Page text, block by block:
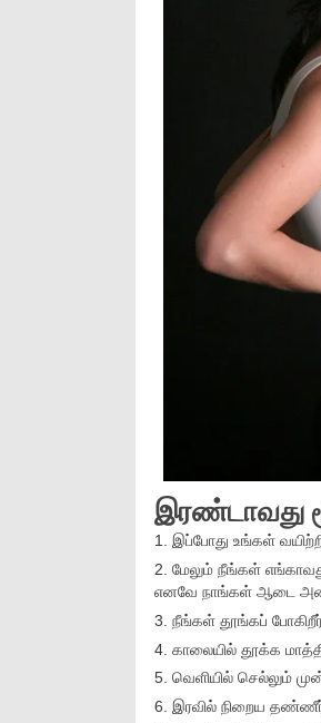
இரண்டாவது
1. இப்போது உங்கள்
2. மேலும் நீங்கள்
எனவே நாங்கள் ஆடை
3. நீங்கள் தூங்கப்
4. காலையில் தூக்க
5. வெளியில் செல்லும்
6. இரவில் நிறைய தண்ணீர்